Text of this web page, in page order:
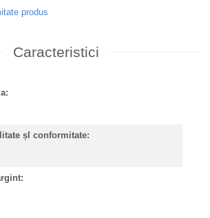
produs
Caracteristici
șI conformitate: